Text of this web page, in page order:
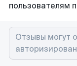
пользователям